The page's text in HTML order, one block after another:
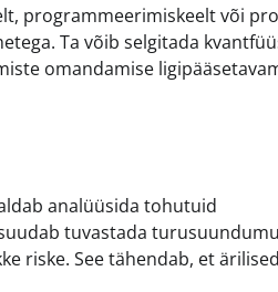
programmeerimiskeelt või
Ta võib selgitada
omandamise
analüüsida tohutuid
tuvastada
riske. See tähendab, et ärilised